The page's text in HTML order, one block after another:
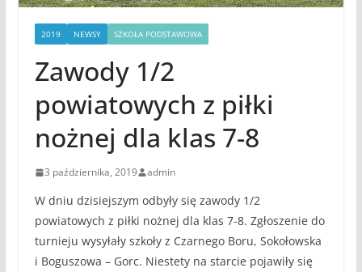
2019 NEWSY SZKOŁA PODSTAWOWA
Zawody 1/2
powiatowych z piłki
nożnej dla klas 7-8
3 października, 2019 admin
W dniu dzisiejszym odbyły się zawody 1/2
powiatowych z piłki nożnej dla klas 7-8. Zgłoszenie do
turnieju wysyłały szkoły z Czarnego Boru, Sokołowska
i Boguszowa – Gorc. Niestety na starcie pojawiły się